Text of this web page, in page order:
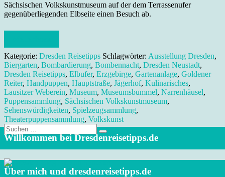
Sächsischen Volkskunstmuseum auf der dem Terrassenufer
gegenüberliegenden Elbseite einen Besuch ab.
Kategorie: Dresden Reisetipps Schlagwörter: Ausstellung Dresden,
Biergarten, Bombardierung, Bombennacht, Dresden Neustadt,
Dresden Reisetipps, Elbufer, Erzgebirge, Gartenanlage, Goldener
Reiter, Handpuppen, Hauptstraße, Jägerhof, Kulinarisches,
Lausitzer Weberein, Museum, Museumsbummel, Narrenhäusel,
Puppensammlung, Sächsischen Volkskunstmuseum,
Sehenswürdigkeiten, Spielzeugsammlung,
Theaterpuppensammlung, Volkskunst
Suche
nach:
Willkommen bei Dresdenreisetipps.de
Über mich und dresdenreisetipps.de